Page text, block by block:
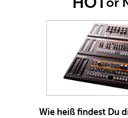
Wie heiß findest Du